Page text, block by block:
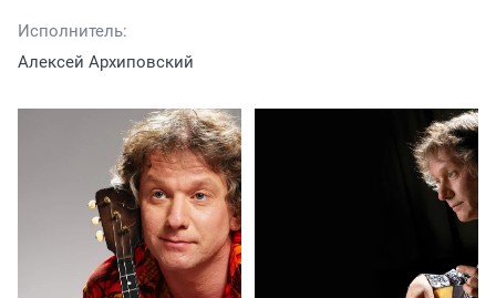
Исполнитель:
Алексей Архиповский